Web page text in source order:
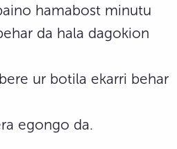
hamabost minutu
da hala dagokion
ur botila ekarri behar
egongo da.